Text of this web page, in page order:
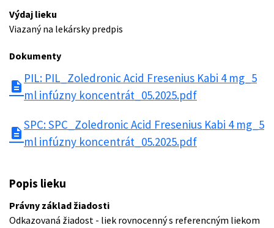
Výdaj lieku
Viazaný na lekársky predpis
Dokumenty
description
PIL: PIL_Zoledronic Acid Fresenius Kabi 4 mg_5
ml infúzny koncentrát_05.2025.pdf
description
SPC: SPC_Zoledronic Acid Fresenius Kabi 4 mg_5
ml infúzny koncentrát_05.2025.pdf
Popis lieku
Právny základ žiadosti
Odkazovaná žiadost - liek rovnocenný s referencným liekom